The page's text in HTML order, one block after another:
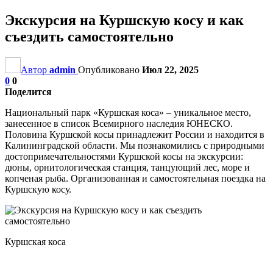
Экскурсия на Куршскую косу и как
съездить самостоятельно
Автор admin Опубликовано Июл 22, 2025
0 0
Поделится
Национальный парк «Куршская коса» – уникальное место,
занесенное в список Всемирного наследия ЮНЕСКО.
Половина Куршской косы принадлежит России и находится в
Калининградской области. Мы познакомились с природными
достопримечательностями Куршской косы на экскурсии:
дюны, орнитологическая станция, танцующий лес, море и
копченая рыба. Организованная и самостоятельная поездка на
Куршскую косу.
Куршская коса